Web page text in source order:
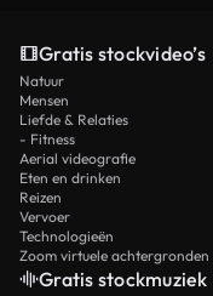
Gratis stockvideo’s
Natuur
Mensen
Liefde & Relaties
- Fitness
Aerial videografie
Eten en drinken
Reizen
Vervoer
Technologieën
Zoom virtuele achtergronden
Gratis stockmuziek